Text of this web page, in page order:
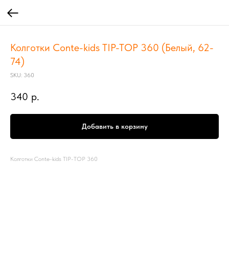
Колготки Conte-kids TIP-TOP 360 (Белый, 62-
74)
SKU: 360
340 р.
Добавить в корзину
Колготки Conte-kids TIP-TOP 360